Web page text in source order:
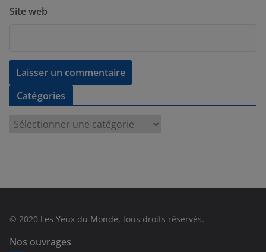
Site web
Catégories
e
© 2020 Les Yeux du Monde, tous droits réservés.
Nos ouvrages